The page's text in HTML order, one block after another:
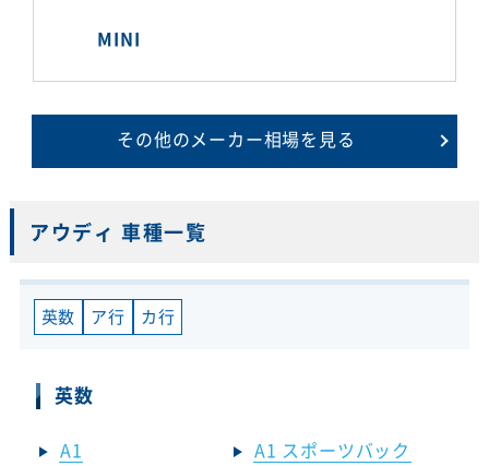
MINI
その他のメーカー相場を見る
アウディ 車種一覧
英数 ア行 カ行
英数
A1
A1 スポーツバック